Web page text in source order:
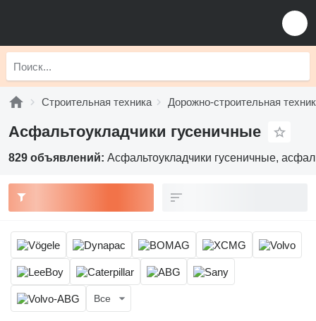
Строительная техника Дорожно-строительная
Асфальтоукладчики гусеничные
829 объявлений: Асфальтоукладчики гусеничные,
Все